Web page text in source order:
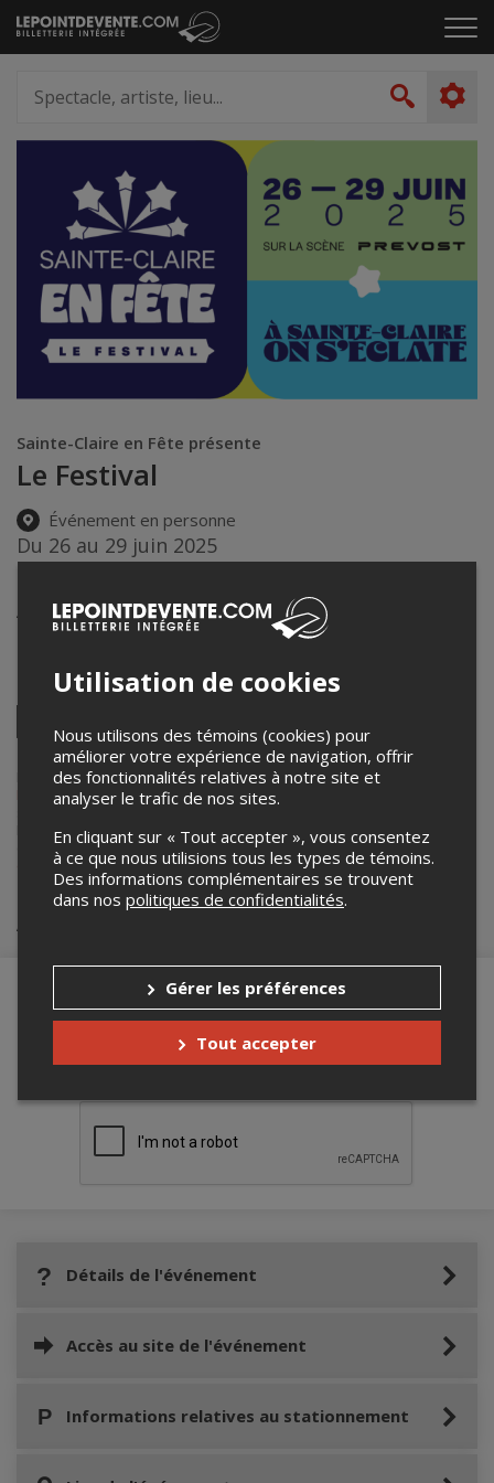
Passer
au
le
artiste,
lieu...
Sainte-Claire en Fête présente
Le Festival
Événement en personne
Du 26 au 29 juin 2025
14h00 – 23h30
Au coeur du village (Église)
134, rue principale,Sainte-Claire QC,Canada
Partagez cet événement
Facebook LinkedinPinterestEnvoyer
par
courriel
Lepointdevente.com agit à titre de mandataire pour Sainte-Claire en
dans le cadre de l’affichage en ligne et la vente de billets pour
ses événements.
Pour plus d’information à propos de cet événement, veuillez
contacter l’organisateur de l’événement, Sainte-Claire en Fête, à
communication.claire.fete@gmail.com .
Achat de billets
Merci de confirmer que vous n'êtes pas un
robot ci-bas.
Détails de l'événement
Accès au site de l'événement
Informations relatives au stationnement
Utilisation de cookies
Nous utilisons des témoins (cookies) pour
améliorer votre expérience de navigation, offrir
des fonctionnalités relatives à notre site et
analyser le trafic de nos sites.
En cliquant sur « Tout accepter », vous consentez
à ce que nous utilisions tous les types de témoins.
Des informations complémentaires se trouvent
dans nos politiques de confidentialités.
Gérer les préférences
Tout accepter